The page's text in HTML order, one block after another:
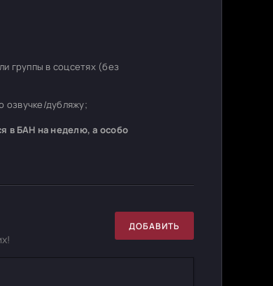
группы в соцсетях (без
озвучке/дубляжу;
в БАН на неделю, а особо
ДОБАВИТЬ